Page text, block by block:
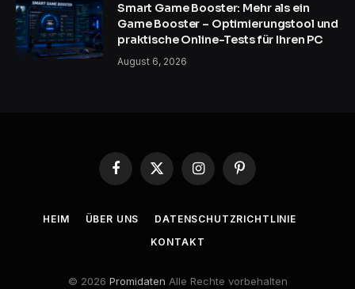
Smart Game Booster: Mehr als ein
Game Booster – Optimierungstool und
praktische Online-Tests für Ihren PC
August 6, 2026
Facebook
X
InstagramPinterest
HEIM ÜBER UNS
DATENSCHUTZRICHTLINIE
KONTAKT
© 2026 Promidaten Alle Rechte vorbehalten